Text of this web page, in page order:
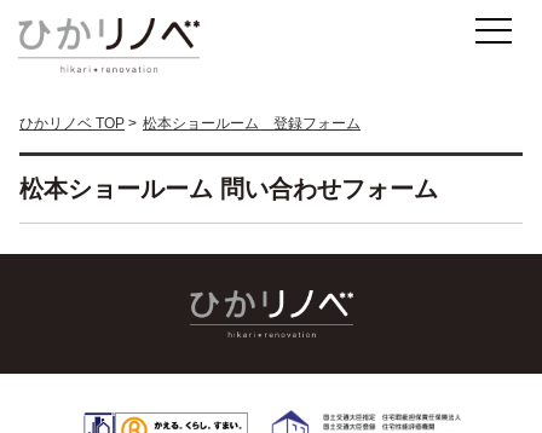
ひかリノベ TOP 松本ショールーム 登録フォーム
松本ショールーム 問い合わせフォーム